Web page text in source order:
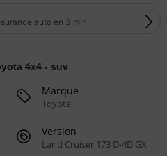
auto en 3 min
4x4 - suv
Marque
Toyota
Version
Land Cruiser 173 D-4D GX